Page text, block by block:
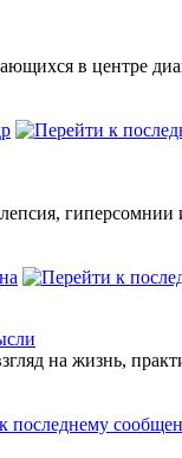
в центре
гиперсомнии
на жизнь,